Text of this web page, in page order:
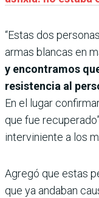
“Estas dos
armas blancas en
y encontramos
resistencia al
En el lugar
que fue
interviniente a los
Agregó que estas
que ya andaban